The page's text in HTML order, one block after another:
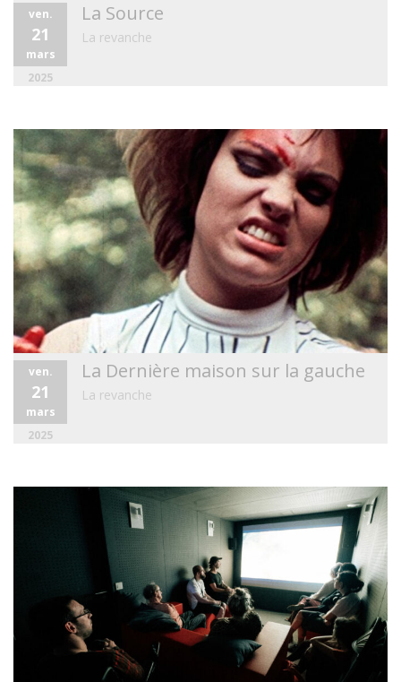
ven.
21
mars
2025
La Source
La revanche
ven.
21
mars
2025
La Dernière maison sur la gauche
La revanche